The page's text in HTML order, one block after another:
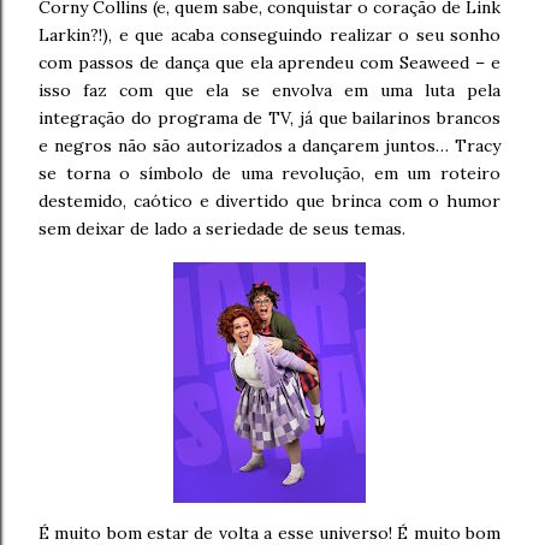
Corny Collins (e, quem sabe, conquistar o coração de Link
Larkin?!), e que acaba conseguindo realizar o seu sonho
com passos de dança que ela aprendeu com Seaweed – e
isso faz com que ela se envolva em uma luta pela
integração do programa de TV, já que bailarinos brancos
e negros não são autorizados a dançarem juntos… Tracy
se torna o símbolo de uma revolução, em um roteiro
destemido, caótico e divertido que brinca com o humor
sem deixar de lado a seriedade de seus temas.
É muito bom estar de volta a esse universo! É muito bom